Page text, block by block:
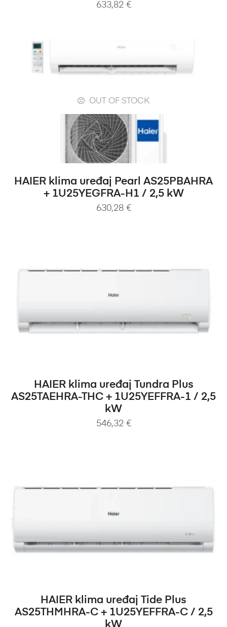
633,82 €
OUT OF STOCK
PROČITAJ VIŠE
HAIER klima uređaj Pearl AS25PBAHRA
+ 1U25YEGFRA-H1 / 2,5 kW
630,28 €
DODAJ U KOŠARICU
HAIER klima uređaj Tundra Plus
AS25TAEHRA-THC + 1U25YEFFRA-1 / 2,5
kW
546,32 €
DODAJ U KOŠARICU
HAIER klima uređaj Tide Plus
AS25THMHRA-C + 1U25YEFFRA-C / 2,5
kW